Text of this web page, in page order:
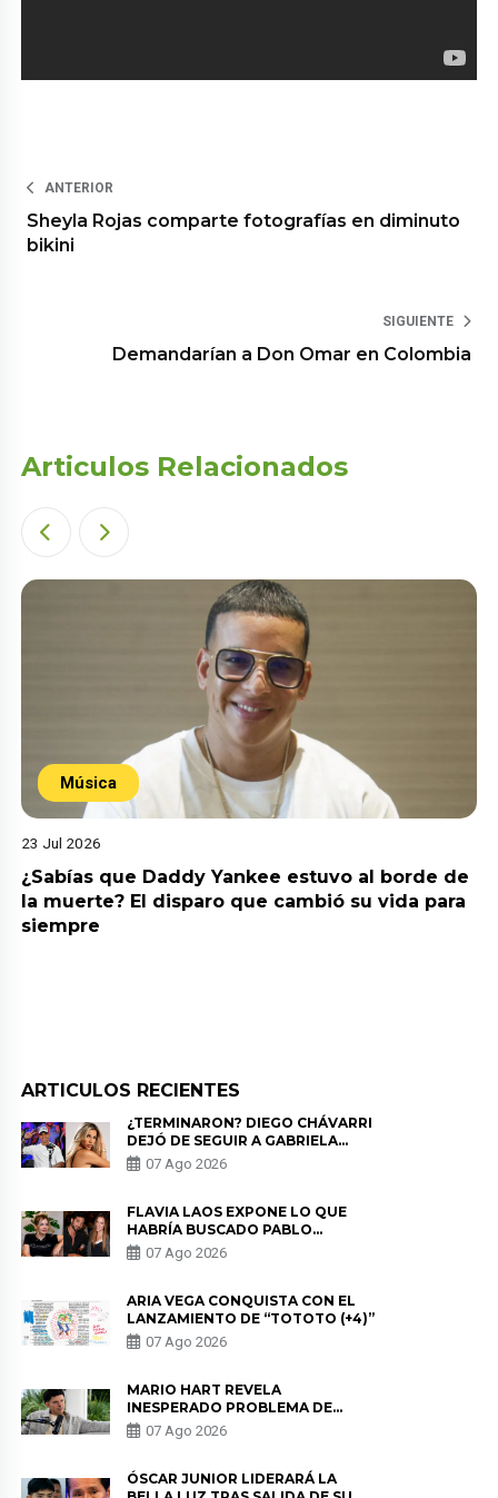
ANTERIOR
Sheyla Rojas comparte fotografías en diminuto
bikini
SIGUIENTE
Demandarían a Don Omar en Colombia
Articulos Relacionados
Música
23 Jul 2026
¿Sabías que Daddy Yankee estuvo al borde de
la muerte? El disparo que cambió su vida para
siempre
ARTICULOS RECIENTES
¿TERMINARON? DIEGO CHÁVARRI
DEJÓ DE SEGUIR A GABRIELA
HERRERA Y ANUNCIA SU SALIDA
DE PÓDCAST
07 Ago 2026
FLAVIA LAOS EXPONE LO QUE
HABRÍA BUSCADO PABLO
HEREDIA CON ALE FULLER: “UNA
DE LAS PARTES QUERÍA EL
07 Ago 2026
ARIA VEGA CONQUISTA CON EL
LANZAMIENTO DE “TOTOTO (+4)”
07 Ago 2026
MARIO HART REVELA
INESPERADO PROBLEMA DE
SALUD ANTES DE SEPARARSE DE
KORINA: “ME ENCONTRARON UN
07 Ago 2026
ÓSCAR JUNIOR LIDERARÁ LA